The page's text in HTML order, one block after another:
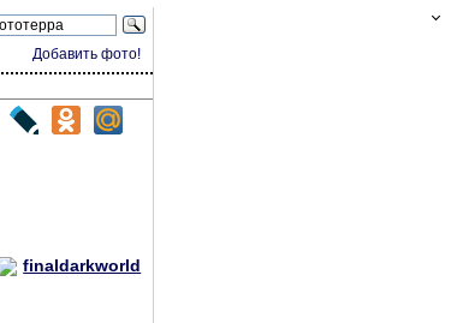
Добавить фото!
finaldarkworld